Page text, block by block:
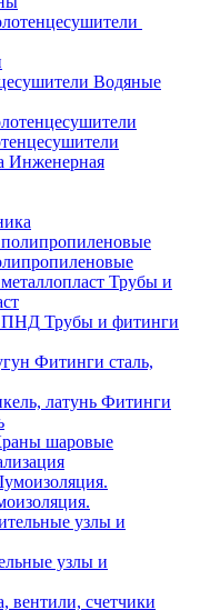
Водяные
Инженерная
Трубы и
Трубы и фитинги
Фитинги сталь,
Фитинги
шаровые
узлы и